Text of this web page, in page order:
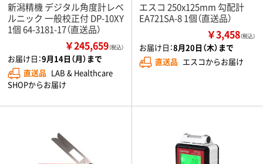
新潟精機 デジタル角度計レベ
ルニック 一般校正付 DP-10XY
1個 64-3181-17（直送品）
￥245,659（税込）
お届け日：9月14日（月）まで
直送品 LAB & Healthcare
SHOPからお届け
エスコ 250x125mm 勾配計
EA721SA-8 1個（直送品）
￥3,458（税込）
お届け日：8月20日（木）まで
直送品 エスコからお届け